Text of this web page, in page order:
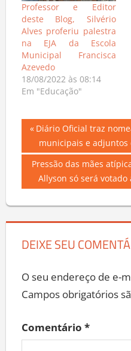
Professor e Editor
deste Blog, Silvério
Alves proferiu palestra
na EJA da Escola
Municipal Francisca
Azevedo
18/08/2022 às 08:14
Em "Educação"
Navegação
de
Post
Previous
Post:
Diário Oficial traz
municipais e adjuntos
Next
Post:
Pressão das mães
Allyson só será
DEIXE SEU
O seu endereço de e-
Campos obrigatórios
Comentário *